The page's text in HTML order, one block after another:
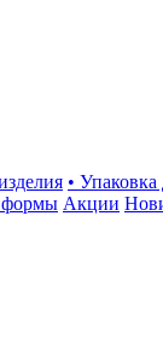
•
формы Акции